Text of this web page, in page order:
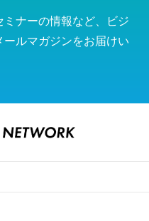
ミナーの情報など、ビジ
ルマガジンをお届けい